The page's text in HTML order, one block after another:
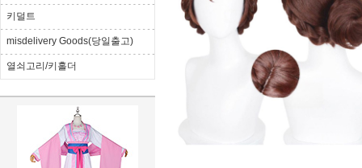
키덜트
misdelivery Goods(당일출고)
열쇠고리/키홀더